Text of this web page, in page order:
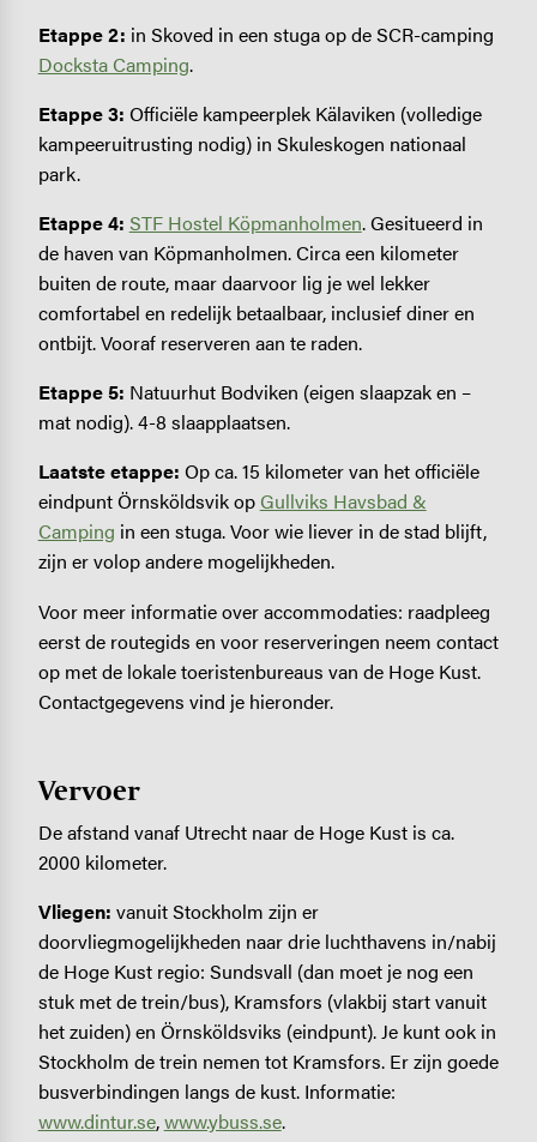
Etappe 2: in Skoved in een stuga op de SCR-camping
Docksta Camping.
Etappe 3: Officiële kampeerplek Kälaviken (volledige
kampeeruitrusting nodig) in Skuleskogen nationaal
park.
Etappe 4: STF Hostel Köpmanholmen. Gesitueerd in
de haven van Köpmanholmen. Circa een kilometer
buiten de route, maar daarvoor lig je wel lekker
comfortabel en redelijk betaalbaar, inclusief diner en
ontbijt. Vooraf reserveren aan te raden.
Etappe 5: Natuurhut Bodviken (eigen slaapzak en –
mat nodig). 4-8 slaapplaatsen.
Laatste etappe: Op ca. 15 kilometer van het officiële
eindpunt Örnsköldsvik op Gullviks Havsbad &
Camping in een stuga. Voor wie liever in de stad blijft,
zijn er volop andere mogelijkheden.
Voor meer informatie over accommodaties: raadpleeg
eerst de routegids en voor reserveringen neem contact
op met de lokale toeristenbureaus van de Hoge Kust.
Contactgegevens vind je hieronder.
Vervoer
De afstand vanaf Utrecht naar de Hoge Kust is ca.
2000 kilometer.
Vliegen: vanuit Stockholm zijn er
doorvliegmogelijkheden naar drie luchthavens in/nabij
de Hoge Kust regio: Sundsvall (dan moet je nog een
stuk met de trein/bus), Kramsfors (vlakbij start vanuit
het zuiden) en Örnsköldsviks (eindpunt). Je kunt ook in
Stockholm de trein nemen tot Kramsfors. Er zijn goede
busverbindingen langs de kust. Informatie:
www.dintur.se,www.ybuss.se.